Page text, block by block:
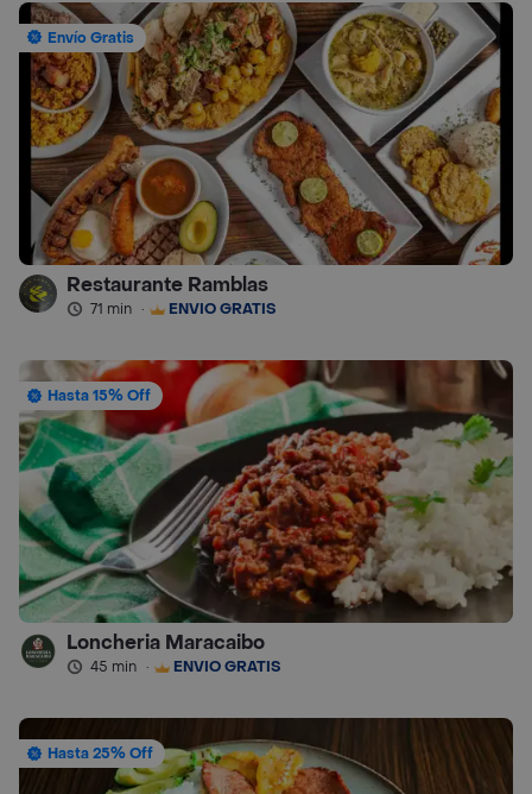
Envío Gratis
Restaurante Ramblas
71 min · ENVÍO GRATIS
Hasta 15% Off
Loncheria Maracaibo
45 min · ENVÍO GRATIS
Hasta 25% Off